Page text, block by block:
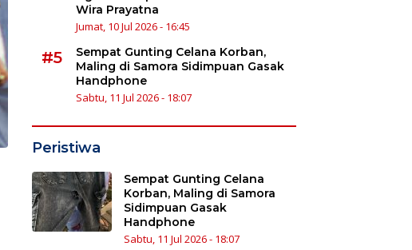
Wira Prayatna
Jumat, 10 Jul 2026 - 16:45
#5
Sempat Gunting Celana Korban,
Maling di Samora Sidimpuan Gasak
Handphone
Sabtu, 11 Jul 2026 - 18:07
Peristiwa
Sempat Gunting Celana
Korban, Maling di Samora
Sidimpuan Gasak
Handphone
Sabtu, 11 Jul 2026 - 18:07